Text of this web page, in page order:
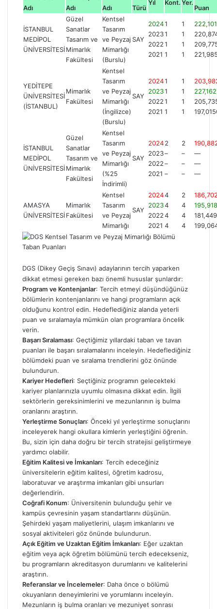
Adı
Adı
Adı
Türü
Yıl Kont.Yer.
Puan
İSTANBUL
MEDİPOL
ÜNİVERSİTESİ
Güzel
Sanatlar
Tasarım ve
Mimarlık
Fakültesi
Kentsel
Tasarım
ve Peyzaj
Mimarlığı
(Burslu)
SAY
2024
2023
2022
2021
1
1
1
1
1
1
1
1
YEDİTEPE
ÜNİVERSİTESİ
(İSTANBUL)
Mimarlık
Fakültesi
Kentsel
Tasarım
ve Peyzaj
Mimarlığı
(İngilizce)
(Burslu)
SAY
2024
2023
2022
2021
1
1
1
1
1
1
1
1
İSTANBUL
MEDİPOL
ÜNİVERSİTESİ
Güzel
Sanatlar
Tasarım ve
Mimarlık
Fakültesi
Kentsel
Tasarım
ve Peyzaj
Mimarlığı
(%25
İndirimli)
SAY
2024
2023
2022
2021
2
–
–
–
2
–
–
–
—
—
—
AMASYA
ÜNİVERSİTESİ
Mimarlık
Fakültesi
Kentsel
Tasarım
ve Peyzaj
Mimarlığı
SAY
2024
2023
2022
2021
4
4
4
4
2
4
4
4
DGS (Dikey Geçiş Sınavı) adaylarının tercih yaparken
dikkat etmesi gereken bazı önemli hususlar şunlardır:
Program ve Kontenjanlar: Tercih etmeyi düşündüğünüz
bölümlerin kontenjanlarını ve hangi programların açık
olduğunu kontrol edin. Hedeflediğiniz alanda yeterli
puan ve sıralamayla mümkün olan programlara öncelik
verin.
Başarı Sıralaması: Geçtiğimiz yıllardaki taban ve tavan
puanları ile başarı sıralamalarını inceleyin. Hedeflediğiniz
bölümdeki puan ve sıralama trendlerini göz önünde
bulundurun.
Kariyer Hedefleri: Seçtiğiniz programın gelecekteki
kariyer planlarınızla uyumlu olmasına dikkat edin. İlgili
sektörlerin gereksinimlerini ve mezunlarının iş bulma
oranlarını araştırın.
Yerleştirme Sonuçları: Önceki yıl yerleştirme sonuçlarını
inceleyerek hangi okullara kimlerin yerleştiğini öğrenin.
Bu, sizin için daha doğru bir tercih stratejisi geliştirmeye
yardımcı olabilir.
Eğitim Kalitesi ve İmkanları: Tercih edeceğiniz
üniversitelerin eğitim kalitesi, öğretim kadrosu,
laboratuvar ve araştırma imkanları gibi unsurları
değerlendirin.
Coğrafi Konum: Üniversitenin bulunduğu şehir ve
kampüs çevresinin yaşam standartlarını düşünün.
Şehirdeki yaşam maliyetlerini, ulaşım imkanlarını ve
sosyal aktiviteleri göz önünde bulundurun.
Açık Eğitim ve Uzaktan Eğitim İmkanları: Eğer uzaktan
eğitim veya açık öğretim bölümünü tercih edecekseniz,
bu programların akreditasyon durumlarını ve kalitelerini
araştırın.
Referanslar ve İncelemeler: Daha önce o bölümü
okuyanların deneyimlerini ve yorumlarını inceleyin.
Mezunların iş bulma oranları ve mezuniyet sonrası